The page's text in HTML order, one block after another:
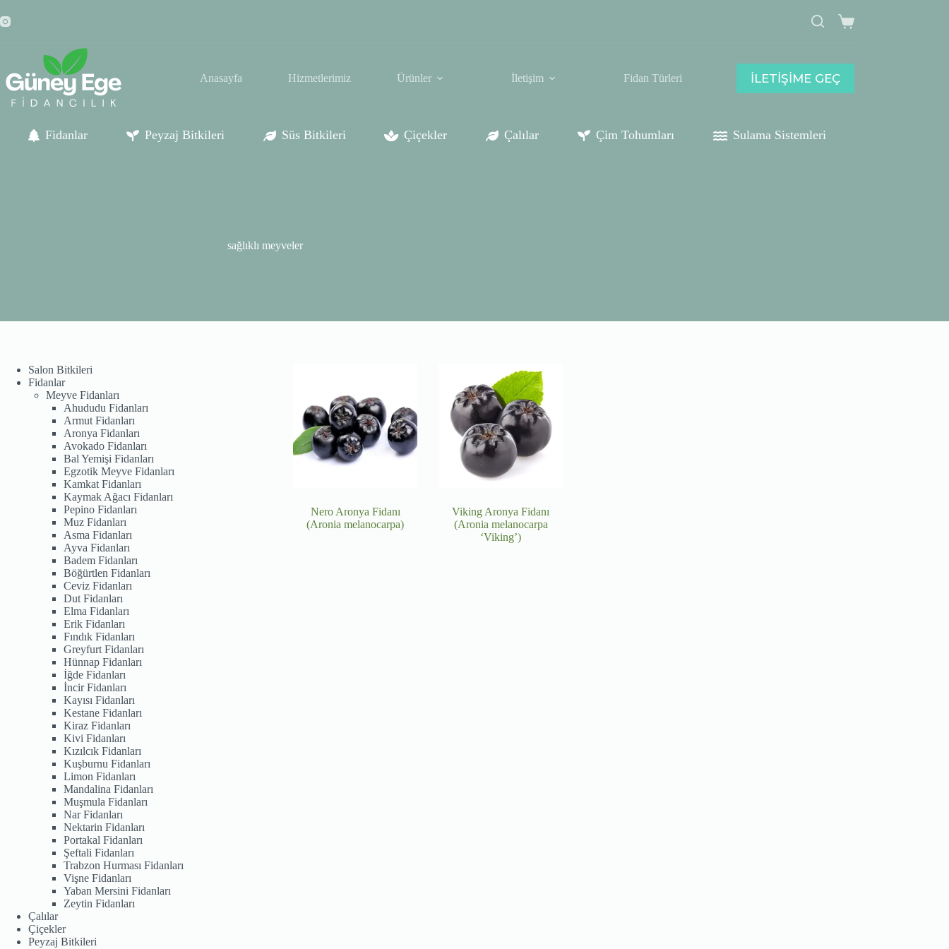
to
content
Shopping
Anasayfa Hizmetlerimiz Ürünler İletişim Fidan Türleri İLETİŞİME GEÇ
Fidanlar Peyzaj Bitkileri Süs Bitkileri Çiçekler Çalılar Çim Tohumları Sulama Sistemleri
sağlıklı meyveler
Nero Aronya Fidanı
(Aronia melanocarpa)
Viking Aronya Fidanı
(Aronia melanocarpa
‘Viking’)
Salon Bitkileri
Fidanlar
Meyve Fidanları
Ahududu Fidanları
Armut Fidanları
Aronya Fidanları
Avokado Fidanları
Bal Yemişi Fidanları
Egzotik Meyve Fidanları
Kamkat Fidanları
Kaymak Ağacı Fidanları
Pepino Fidanları
Muz Fidanları
Asma Fidanları
Ayva Fidanları
Badem Fidanları
Böğürtlen Fidanları
Ceviz Fidanları
Dut Fidanları
Elma Fidanları
Erik Fidanları
Fındık Fidanları
Greyfurt Fidanları
Hünnap Fidanları
İğde Fidanları
İncir Fidanları
Kayısı Fidanları
Kestane Fidanları
Kiraz Fidanları
Kivi Fidanları
Kızılcık Fidanları
Kuşburnu Fidanları
Limon Fidanları
Mandalina Fidanları
Muşmula Fidanları
Nar Fidanları
Nektarin Fidanları
Portakal Fidanları
Şeftali Fidanları
Trabzon Hurması Fidanları
Vişne Fidanları
Yaban Mersini Fidanları
Zeytin Fidanları
Çalılar
Çiçekler
Peyzaj Bitkileri